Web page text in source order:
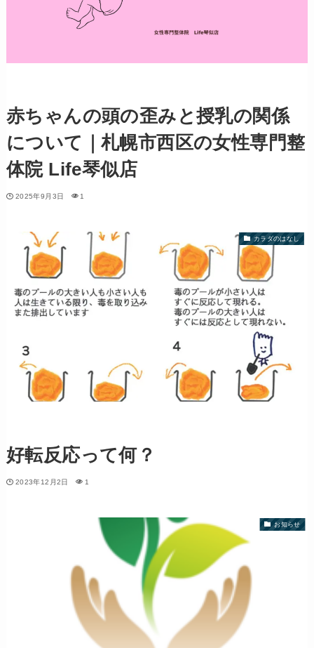
赤ちゃんの頭の歪みと授乳の関係
について｜札幌市西区の女性専門整
体院 Life琴似店
2025年9月3日 1
カラダのはなし
好転反応って何？
2023年12月2日 1
お知らせ